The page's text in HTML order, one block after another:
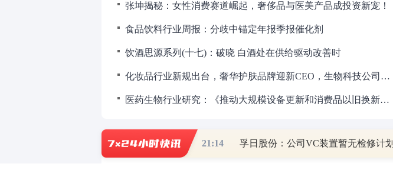
张坤揭秘：女性消费赛道崛起，奢侈品与医美产品成投资新宠！
食品饮料行业周报：分歧中锚定年报季报催化剂
饮酒思源系列(十七)：破晓 白酒处在供给驱动改善时
化妆品行业新规出台，奢华护肤品牌迎新CEO，生物科技公司营收五连增！
医药生物行业研究：《推动大规模设备更新和消费品以旧换新行动方案》发布 院内设备更新有望提速
财道头条 财经热点尽在和讯财经APP
21:14 孚日股份：公司VC装置暂无检修计划